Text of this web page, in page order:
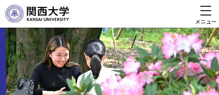
メニュー